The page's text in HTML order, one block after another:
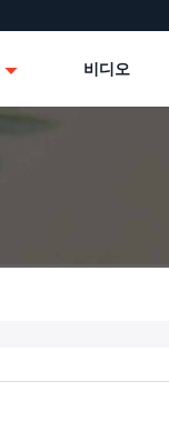
비디오